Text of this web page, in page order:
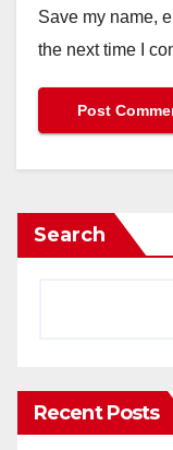
Save my name,
the next time I
Search
Recent Posts